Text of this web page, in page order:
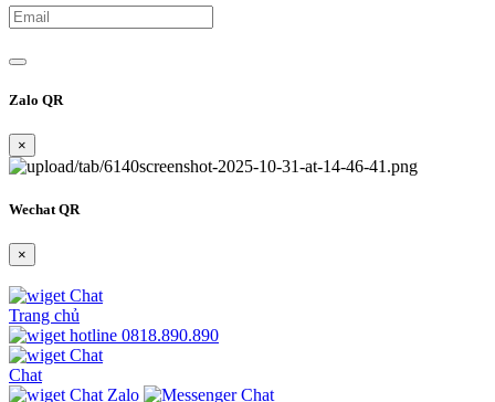
Zalo QR
×
Wechat QR
×
Trang chủ
0818.890.890
Chat